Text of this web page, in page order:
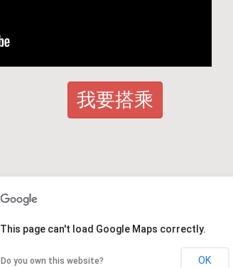
我要搭乘
This page can't load Google Maps correctly.
Do you own this website? OK